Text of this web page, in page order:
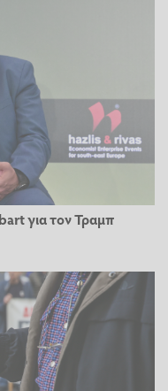
για τον Τραμπ